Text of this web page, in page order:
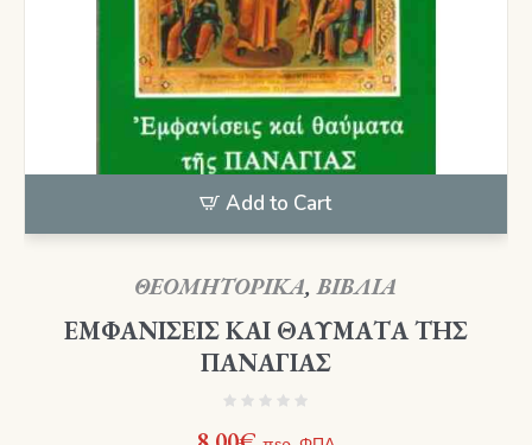
Add to Cart
ΘΕΟΜΗΤΟΡΙΚΑ,ΒΙΒΛΙΑ
ΕΜΦΑΝΙΣΕΙΣ ΚΑΙ ΘΑΥΜΑΤΑ ΤΗΣ
ΠΑΝΑΓΙΑΣ